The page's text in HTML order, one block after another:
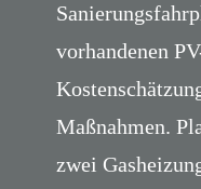
vorhandenen
Maßnahmen.
zwei